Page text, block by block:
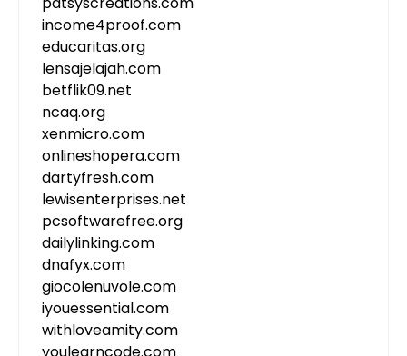
income4proof.com
educaritas.org
lensajelajah.com
betflik09.net
ncaq.org
xenmicro.com
onlineshopera.com
dartyfresh.com
lewisenterprises.net
pcsoftwarefree.org
dailylinking.com
dnafyx.com
giocolenuvole.com
iyouessential.com
withloveamity.com